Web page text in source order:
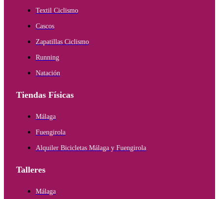
Textil Ciclismo
Cascos
Zapatillas Ciclismo
Running
Natación
Tiendas Físicas
Málaga
Fuengirola
Alquiler Bicicletas Málaga y Fuengirola
Talleres
Málaga